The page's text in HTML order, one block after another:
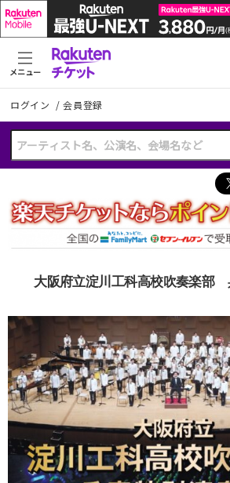
ログイン /会員登録
メニュー
大阪府立淀川工科高校吹奏楽部